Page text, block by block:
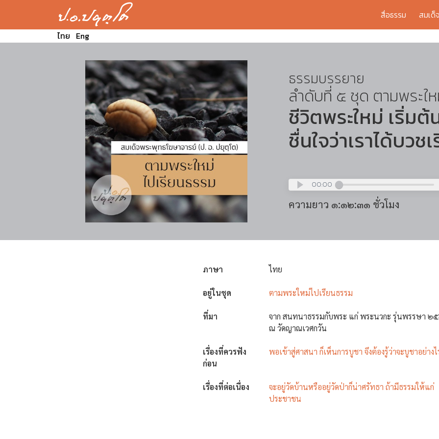
สื่อธรรม สมเด็
ไทย Eng
ธรรมบรรยาย
ลำดับที่ ๕ ชุด ตามพระใ
ชีวิตพระใหม่ เริ่มต้
ชื่นใจว่าเราได้บวช
00:00
ความยาว ๑:๑๒:๓๑ ชั่วโมง
ภาษา ไทย
อยู่ในชุด ตามพระใหม่ไปเรียนธรรม
ที่มา
จาก สนทนาธรรมกับพระ แก่ พระนวกะ รุ่นพรรษา ๒
ณ วัดญาณเวศกวัน
เรื่องที่ควรฟัง
ก่อน
พอเข้าสู่ศาสนา ก็เห็นการบูชา จึงต้องรู้ว่าจะบูชาอย่างไ
เรื่องที่ต่อเนื่อง
จะอยู่วัดบ้านหรืออยู่วัดป่าก็น่าศรัทธา ถ้ามีธรรมให้แก่
ประชาชน